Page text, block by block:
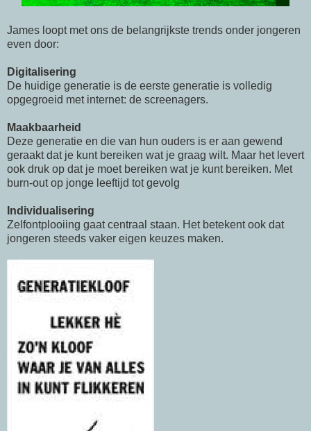
James loopt met ons de belangrijkste trends onder jongeren
even door:
Digitalisering
De huidige generatie is de eerste generatie is volledig
opgegroeid met internet: de screenagers.
Maakbaarheid
Deze generatie en die van hun ouders is er aan gewend
geraakt dat je kunt bereiken wat je graag wilt. Maar het levert
ook druk op dat je moet bereiken wat je kunt bereiken. Met
burn-out op jonge leeftijd tot gevolg
Individualisering
Zelfontplooiing gaat centraal staan. Het betekent ook dat
jongeren steeds vaker eigen keuzes maken.